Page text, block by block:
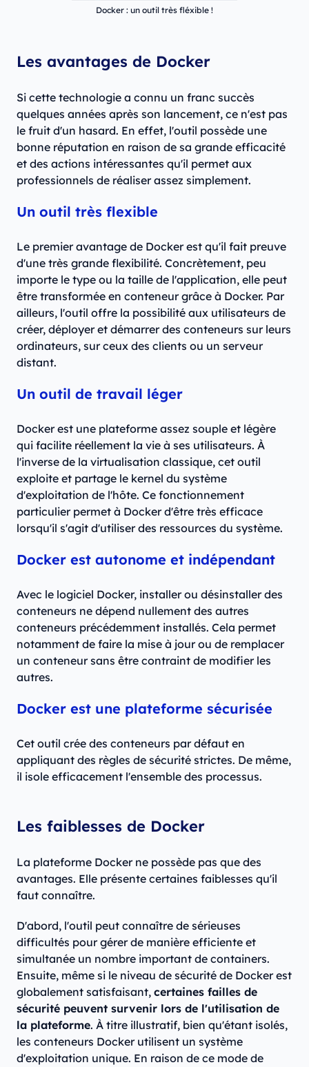
Docker : un outil très fléxible !
Les avantages de Docker
Si cette technologie a connu un franc succès
quelques années après son lancement, ce n'est pas
le fruit d'un hasard. En effet, l'outil possède une
bonne réputation en raison de sa grande efficacité
et des actions intéressantes qu'il permet aux
professionnels de réaliser assez simplement.
Un outil très flexible
Le premier avantage de Docker est qu'il fait preuve
d'une très grande flexibilité. Concrètement, peu
importe le type ou la taille de l'application, elle peut
être transformée en conteneur grâce à Docker. Par
ailleurs, l'outil offre la possibilité aux utilisateurs de
créer, déployer et démarrer des conteneurs sur leurs
ordinateurs, sur ceux des clients ou un serveur
distant.
Un outil de travail léger
Docker est une plateforme assez souple et légère
qui facilite réellement la vie à ses utilisateurs. À
l'inverse de la virtualisation classique, cet outil
exploite et partage le kernel du système
d'exploitation de l'hôte. Ce fonctionnement
particulier permet à Docker d'être très efficace
lorsqu'il s'agit d'utiliser des ressources du système.
Docker est autonome et indépendant
Avec le logiciel Docker, installer ou désinstaller des
conteneurs ne dépend nullement des autres
conteneurs précédemment installés. Cela permet
notamment de faire la mise à jour ou de remplacer
un conteneur sans être contraint de modifier les
autres.
Docker est une plateforme sécurisée
Cet outil crée des conteneurs par défaut en
appliquant des règles de sécurité strictes. De même,
il isole efficacement l'ensemble des processus.
Les faiblesses de Docker
La plateforme Docker ne possède pas que des
avantages. Elle présente certaines faiblesses qu'il
faut connaître.
D'abord, l'outil peut connaître de sérieuses
difficultés pour gérer de manière efficiente et
simultanée un nombre important de containers.
Ensuite, même si le niveau de sécurité de Docker est
globalement satisfaisant, certaines failles de
sécurité peuvent survenir lors de l'utilisation de
la plateforme. À titre illustratif, bien qu'étant isolés,
les conteneurs Docker utilisent un système
d'exploitation unique. En raison de ce mode de